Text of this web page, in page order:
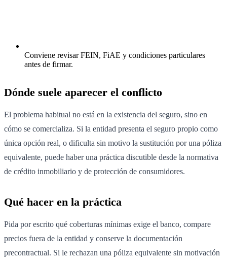
Conviene revisar FEIN, FiAE y condiciones particulares
antes de firmar.
Dónde suele aparecer el conflicto
El problema habitual no está en la existencia del seguro, sino en
cómo se comercializa. Si la entidad presenta el seguro propio como
única opción real, o dificulta sin motivo la sustitución por una póliza
equivalente, puede haber una práctica discutible desde la normativa
de crédito inmobiliario y de protección de consumidores.
Qué hacer en la práctica
Pida por escrito qué coberturas mínimas exige el banco, compare
precios fuera de la entidad y conserve la documentación
precontractual. Si le rechazan una póliza equivalente sin motivación